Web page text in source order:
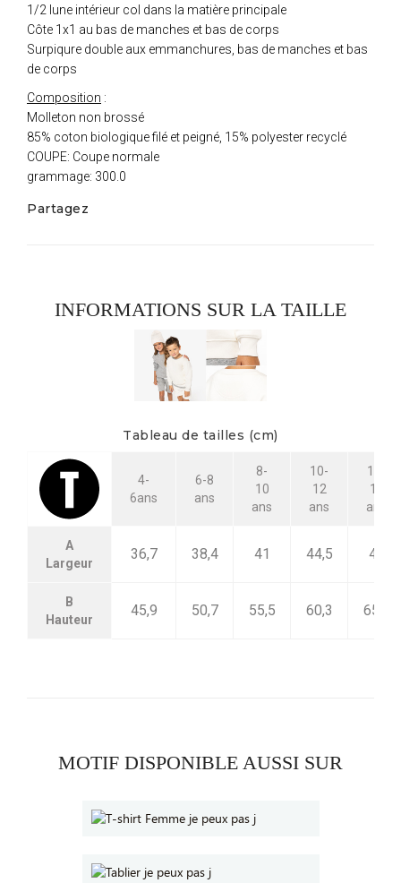
1/2 lune intérieur col dans la matière principale
Côte 1x1 au bas de manches et bas de corps
Surpiqure double aux emmanchures, bas de manches et bas
de corps
Composition :
Molleton non brossé
85% coton biologique filé et peigné, 15% polyester recyclé
COUPE: Coupe normale
grammage: 300.0
Partagez
INFORMATIONS SUR LA TAILLE
Tableau de tailles (cm)
4-
6ans
6-8
ans
8-
10
ans
10-
12
ans
12-
14
ans
A
Largeur
36,7 38,4 41 44,5 48
B
Hauteur
45,9 50,7 55,5 60,3 65,1
MOTIF DISPONIBLE AUSSI SUR